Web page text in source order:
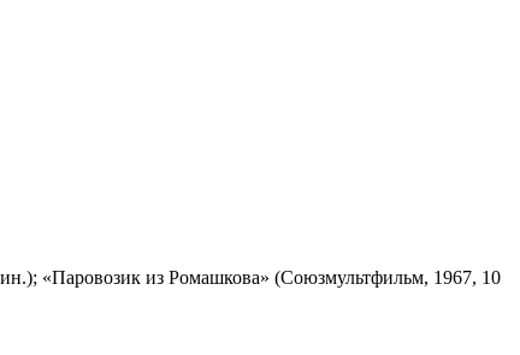
«Паровозик из Ромашкова» (Союзмультфильм, 1967, 10